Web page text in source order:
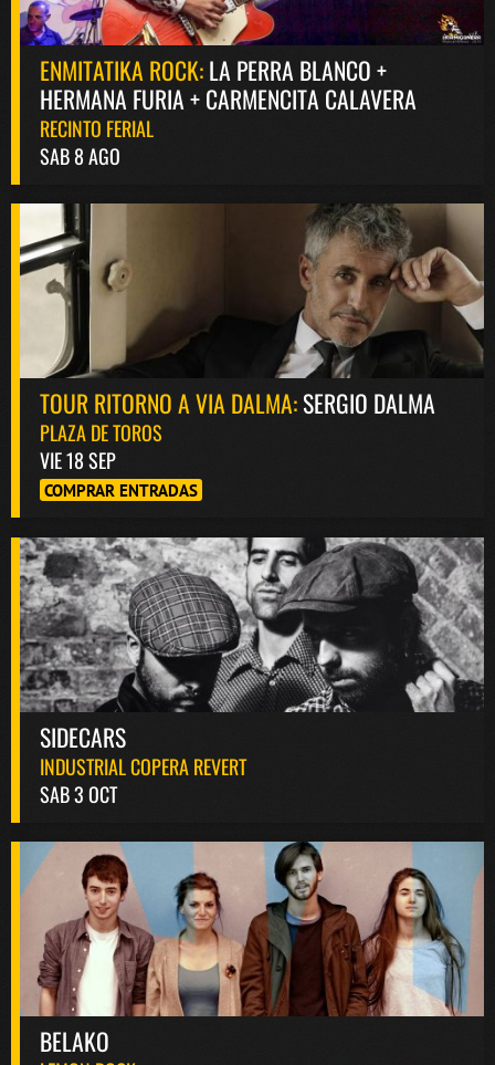
ENMITATIKA ROCK:LA PERRA BLANCO +
HERMANA FURIA + CARMENCITA CALAVERA
RECINTO FERIAL
SAB 8 AGO
TOUR RITORNO A VIA DALMA:SERGIO DALMA
PLAZA DE TOROS
VIE 18 SEP
COMPRAR ENTRADAS
SIDECARS
INDUSTRIAL COPERA REVERT
SAB 3 OCT
BELAKO